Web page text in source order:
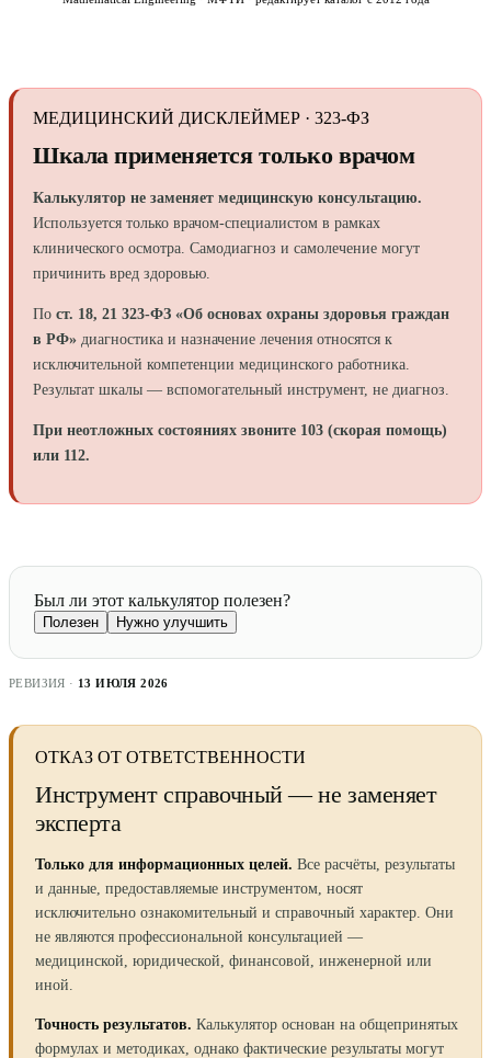
МЕДИЦИНСКИЙ ДИСКЛЕЙМЕР · 323-ФЗ
Шкала применяется только врачом
Калькулятор не заменяет медицинскую консультацию.
Используется только врачом-специалистом в рамках
клинического осмотра. Самодиагноз и самолечение могут
причинить вред здоровью.
По ст. 18, 21 323-ФЗ «Об основах охраны здоровья граждан
в РФ» диагностика и назначение лечения относятся к
исключительной компетенции медицинского работника.
Результат шкалы — вспомогательный инструмент, не диагноз.
При неотложных состояниях звоните 103 (скорая помощь)
или 112.
Был ли этот калькулятор полезен?
Полезен Нужно улучшить
РЕВИЗИЯ · 13 ИЮЛЯ 2026
ОТКАЗ ОТ ОТВЕТСТВЕННОСТИ
Инструмент справочный — не заменяет
эксперта
Только для информационных целей. Все расчёты, результаты
и данные, предоставляемые инструментом, носят
исключительно ознакомительный и справочный характер. Они
не являются профессиональной консультацией —
медицинской, юридической, финансовой, инженерной или
иной.
Точность результатов. Калькулятор основан на общепринятых
формулах и методиках, однако фактические результаты могут